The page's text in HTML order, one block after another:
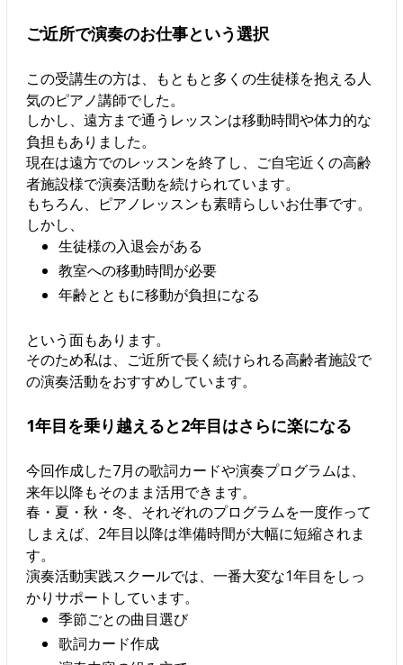
ご近所で演奏のお仕事という選択
この受講生の方は、もともと多くの生徒様を抱える人
気のピアノ講師でした。
しかし、遠方まで通うレッスンは移動時間や体力的な
負担もありました。
現在は遠方でのレッスンを終了し、ご自宅近くの高齢
者施設様で演奏活動を続けられています。
もちろん、ピアノレッスンも素晴らしいお仕事です。
しかし、
生徒様の入退会がある
教室への移動時間が必要
年齢とともに移動が負担になる
という面もあります。
そのため私は、ご近所で長く続けられる高齢者施設で
の演奏活動をおすすめしています。
1年目を乗り越えると2年目はさらに楽になる
今回作成した7月の歌詞カードや演奏プログラムは、
来年以降もそのまま活用できます。
春・夏・秋・冬、それぞれのプログラムを一度作って
しまえば、2年目以降は準備時間が大幅に短縮されま
す。
演奏活動実践スクールでは、一番大変な1年目をしっ
かりサポートしています。
季節ごとの曲目選び
歌詞カード作成